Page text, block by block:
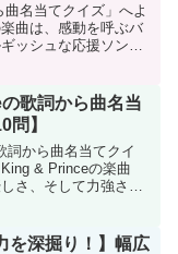
曲名当てクイズ」へよ
曲は、感動を呼ぶバ
ッシュな応援ソン
魅了しています。こ
歌詞から曲名当
問】
詞から曲名当てクイ
& Princeの楽曲
さ、そして力強さで
名を当ててもらいま...
を深掘り！】幅広